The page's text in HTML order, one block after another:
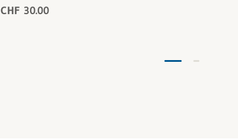
CHF 30.00